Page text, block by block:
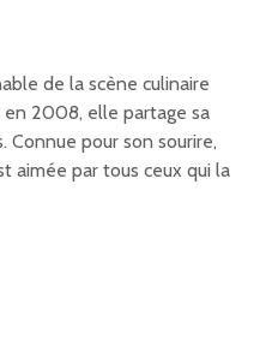
de la scène culinaire
en 2008, elle partage sa
Connue pour son sourire,
aimée par tous ceux qui la